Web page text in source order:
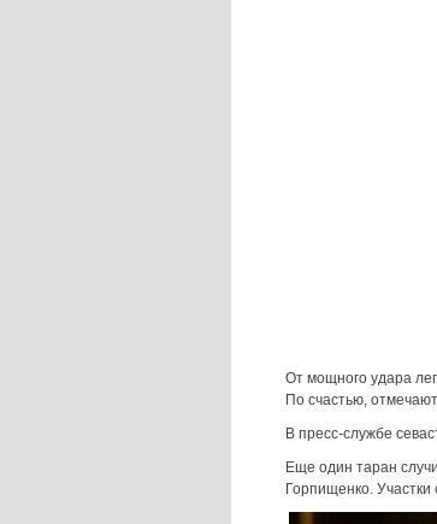
От мощного удара
По счастью,
В пресс-службе
Еще один таран
Горпищенко. Участки